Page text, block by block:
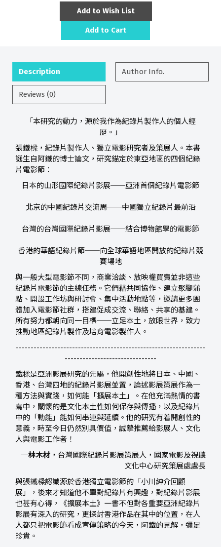
Add to Wish List
Add to Cart
Description Author Info.
Reviews (0)
「本研究的動力，源於我作為紀錄片製作人的個人經
歷。」
張鐵樑，紀錄片製作人、獨立電影研究者及策展人。本書
誕生自阿鐵的博士論文，研究錨定於東亞地區的四個紀錄
片電影節：
日本的山形國際紀錄片影展──亞洲首個紀錄片電影節
北京的中國紀錄片交流周──中國獨立紀錄片最前沿
台灣的台灣國際紀錄片影展──結合博物館學的電影節
香港的華語紀錄片節──向全球華語地區開放的紀錄片競
賽場地
與一般大型電影節不同，商業洽談、放映權買賣並非這些
紀錄片電影節的主線任務。它們藉共同協作、建立聚腳蒲
點、開設工作坊與研討會、集中活動地點等，邀請更多團
體加入電影節社群，搭建促成交流、聯絡、共享的基建。
所有努力都朝向同一目標──立足本土，放眼世界，致力
推動地區紀錄片製作及培育電影製作人。
----------------------------------------------------------------
-------------------------------
鐵樑是亞洲影展研究的先驅，他開創性地將日本、中國、
香港、台灣四地的紀錄片影展並置，論述影展策展作為一
種方法與實踐，如何能「擴展本土」。在他充滿熱情的書
寫中，關懷的是文化本土性如何保存與傳播，以及紀錄片
中的「動能」能如何串連與延續。他的研究有着開創性的
意義，時至今日仍然別具價值，誠摯推薦給影展人、文化
人與電影工作者！
─林木材 ，台灣國際紀錄片影展策展人，國家電影及視聽
文化中心研究策展處處長
與張鐵樑認識源於香港獨立電影節的「小川紳介回顧
展」，後來才知道他不單對紀錄片有興趣，對紀錄片影展
也甚有心得，《擴展本土》一書不但對各重要亞洲紀錄片
影展有深入的研究，更探討香港作品在其中的位置，在人
人都只把電影節看成宣傳策略的今天，阿鐵的見解，彌足
珍貴。